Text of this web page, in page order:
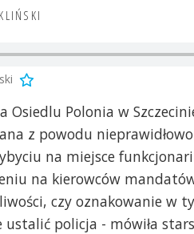
Osiedlu Polonia w
z powodu
na miejsce
na kierowców
czy oznakowanie w
policja - mówiła